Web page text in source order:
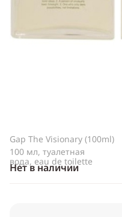
Gap The Visionary (100ml)
100 мл, туалетная
вода, eau de toilette
Нет в наличии